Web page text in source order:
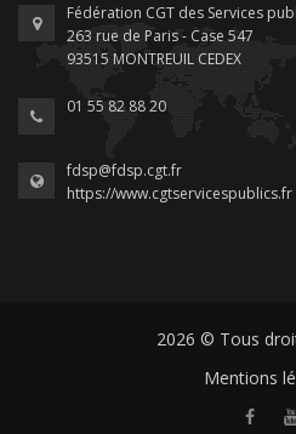
Fédération CGT des Services
263 rue de Paris - Case 547
93515 MONTREUIL CEDEX
01 55 82 88 20
fdsp@fdsp.cgt.fr
https://www.cgtservicespublics.fr
2026 © Tous
Mentions